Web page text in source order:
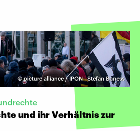
©picture alliance / IPON | Stefan Boness
und ihr Verhältnis zur